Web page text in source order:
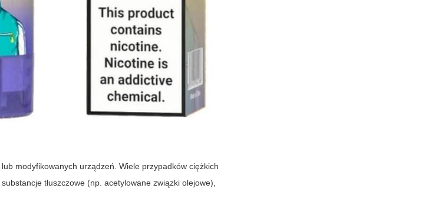
modyfikowanych urządzeń. Wiele przypadków ciężkich
tłuszczowe (np. acetylowane związki olejowe),